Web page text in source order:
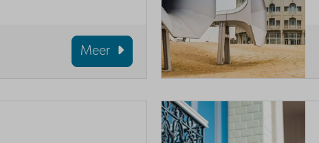
Meer